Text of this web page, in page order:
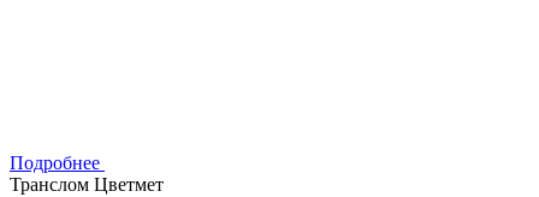
Подробнее
Транслом Цветмет